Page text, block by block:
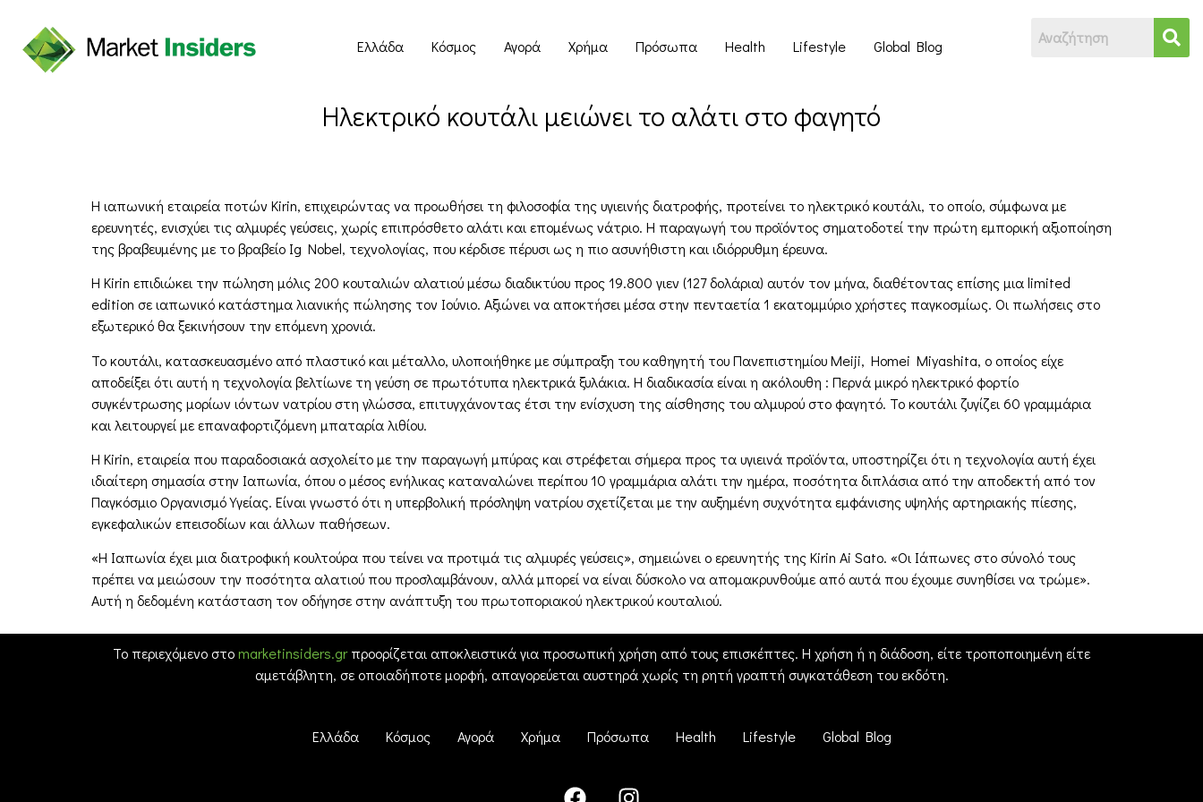
Ελλάδα Κόσμος Αγορά Χρήμα Πρόσωπα Health Lifestyle Global Blog
Ηλεκτρικό κουτάλι μειώνει το αλάτι στο φαγητό
Η ιαπωνική εταιρεία ποτών Kirin, επιχειρώντας να προωθήσει τη φιλοσοφία της υγιεινής διατροφής, προτείνει το ηλεκτρικό κουτάλι, το οποίο, σύμφωνα με
ερευνητές, ενισχύει τις αλμυρές γεύσεις, χωρίς επιπρόσθετο αλάτι και επομένως νάτριο. Η παραγωγή του προϊόντος σηματοδοτεί την πρώτη εμπορική αξιοποίηση
της βραβευμένης με το βραβείο Ig Nobel, τεχνολογίας, που κέρδισε πέρυσι ως η πιο ασυνήθιστη και ιδιόρρυθμη έρευνα.
Η Kirin επιδιώκει την πώληση μόλις 200 κουταλιών αλατιού μέσω διαδικτύου προς 19.800 γιεν (127 δολάρια) αυτόν τον μήνα, διαθέτοντας επίσης μια limited
edition σε ιαπωνικό κατάστημα λιανικής πώλησης τον Ιούνιο. Αξιώνει να αποκτήσει μέσα στην πενταετία 1 εκατομμύριο χρήστες παγκοσμίως. Οι πωλήσεις στο
εξωτερικό θα ξεκινήσουν την επόμενη χρονιά.
Το κουτάλι, κατασκευασμένο από πλαστικό και μέταλλο, υλοποιήθηκε με σύμπραξη του καθηγητή του Πανεπιστημίου Meiji, Homei Miyashita, ο οποίος είχε
αποδείξει ότι αυτή η τεχνολογία βελτίωνε τη γεύση σε πρωτότυπα ηλεκτρικά ξυλάκια. Η διαδικασία είναι η ακόλουθη : Περνά μικρό ηλεκτρικό φορτίο
συγκέντρωσης μορίων ιόντων νατρίου στη γλώσσα, επιτυγχάνοντας έτσι την ενίσχυση της αίσθησης του αλμυρού στο φαγητό. Το κουτάλι ζυγίζει 60 γραμμάρια
και λειτουργεί με επαναφορτιζόμενη μπαταρία λιθίου.
Η Kirin, εταιρεία που παραδοσιακά ασχολείτο με την παραγωγή μπύρας και στρέφεται σήμερα προς τα υγιεινά προϊόντα, υποστηρίζει ότι η τεχνολογία αυτή έχει
ιδιαίτερη σημασία στην Ιαπωνία, όπου ο μέσος ενήλικας καταναλώνει περίπου 10 γραμμάρια αλάτι την ημέρα, ποσότητα διπλάσια από την αποδεκτή από τον
Παγκόσμιο Οργανισμό Υγείας. Είναι γνωστό ότι η υπερβολική πρόσληψη νατρίου σχετίζεται με την αυξημένη συχνότητα εμφάνισης υψηλής αρτηριακής πίεσης,
εγκεφαλικών επεισοδίων και άλλων παθήσεων.
«Η Ιαπωνία έχει μια διατροφική κουλτούρα που τείνει να προτιμά τις αλμυρές γεύσεις», σημειώνει ο ερευνητής της Kirin Ai Sato. «Οι Ιάπωνες στο σύνολό τους
πρέπει να μειώσουν την ποσότητα αλατιού που προσλαμβάνουν, αλλά μπορεί να είναι δύσκολο να απομακρυνθούμε από αυτά που έχουμε συνηθίσει να τρώμε».
Αυτή η δεδομένη κατάσταση τον οδήγησε στην ανάπτυξη του πρωτοποριακού ηλεκτρικού κουταλιού.
Το περιεχόμενο στοmarketinsiders.grπροορίζεται αποκλειστικά για προσωπική χρήση από τους επισκέπτες. Η χρήση ή η διάδοση, είτε τροποποιημένη είτε
αμετάβλητη, σε οποιαδήποτε μορφή, απαγορεύεται αυστηρά χωρίς τη ρητή γραπτή συγκατάθεση του εκδότη.
Ελλάδα Κόσμος Αγορά Χρήμα Πρόσωπα Health Lifestyle Global Blog